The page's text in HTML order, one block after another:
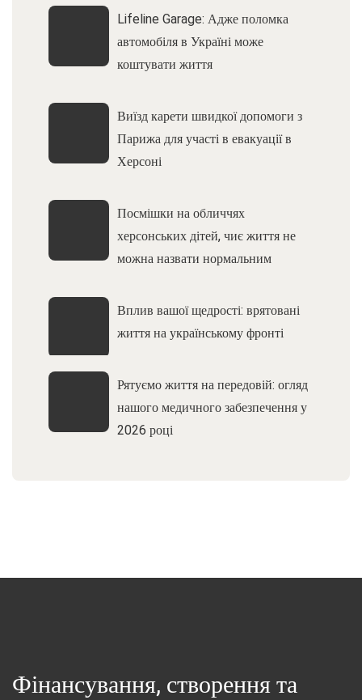
Lifeline Garage: Адже поломка
автомобіля в Україні може
коштувати життя
Виїзд карети швидкої допомоги з
Парижа для участі в евакуації в
Херсоні
Посмішки на обличчях
херсонських дітей, чиє життя не
можна назвати нормальним
Вплив вашої щедрості: врятовані
життя на українському фронті
Рятуємо життя на передовій: огляд
нашого медичного забезпечення у
2026 році
Фінансування, створення та